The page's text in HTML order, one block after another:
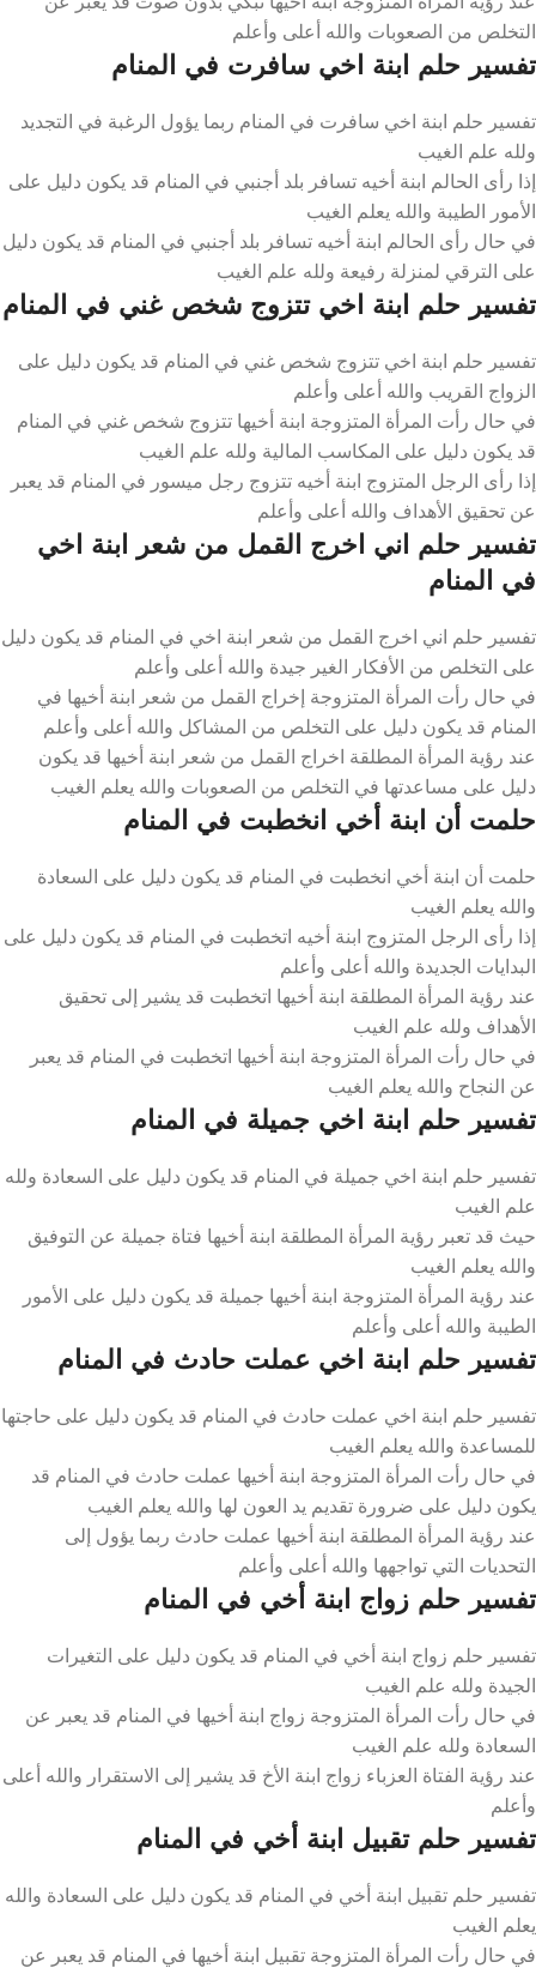
التخلص من الصعوبات والله أعلى وأعلم
تفسير حلم ابنة اخي سافرت في المنام
تفسير حلم ابنة اخي سافرت في المنام ربما يؤول الرغبة في التجديد
ولله علم الغيب
إذا رأى الحالم ابنة أخيه تسافر بلد أجنبي في المنام قد يكون دليل على
الأمور الطيبة والله يعلم الغيب
في حال رأى الحالم ابنة أخيه تسافر بلد أجنبي في المنام قد يكون دليل
على الترقي لمنزلة رفيعة ولله علم الغيب
تفسير حلم ابنة اخي تتزوج شخص غني في المنام
تفسير حلم ابنة اخي تتزوج شخص غني في المنام قد يكون دليل على
الزواج القريب والله أعلى وأعلم
في حال رأت المرأة المتزوجة ابنة أخيها تتزوج شخص غني في المنام
قد يكون دليل على المكاسب المالية ولله علم الغيب
إذا رأى الرجل المتزوج ابنة أخيه تتزوج رجل ميسور في المنام قد يعبر
عن تحقيق الأهداف والله أعلى وأعلم
تفسير حلم اني اخرج القمل من شعر ابنة اخي
في المنام
تفسير حلم اني اخرج القمل من شعر ابنة اخي في المنام قد يكون دليل
على التخلص من الأفكار الغير جيدة والله أعلى وأعلم
في حال رأت المرأة المتزوجة إخراج القمل من شعر ابنة أخيها في
المنام قد يكون دليل على التخلص من المشاكل والله أعلى وأعلم
عند رؤية المرأة المطلقة اخراج القمل من شعر ابنة أخيها قد يكون
دليل على مساعدتها في التخلص من الصعوبات والله يعلم الغيب
حلمت أن ابنة أخي انخطبت في المنام
حلمت أن ابنة أخي انخطبت في المنام قد يكون دليل على السعادة
والله يعلم الغيب
إذا رأى الرجل المتزوج ابنة أخيه اتخطبت في المنام قد يكون دليل على
البدايات الجديدة والله أعلى وأعلم
عند رؤية المرأة المطلقة ابنة أخيها اتخطبت قد يشير إلى تحقيق
الأهداف ولله علم الغيب
في حال رأت المرأة المتزوجة ابنة أخيها اتخطبت في المنام قد يعبر
عن النجاح والله يعلم الغيب
تفسير حلم ابنة اخي جميلة في المنام
تفسير حلم ابنة اخي جميلة في المنام قد يكون دليل على السعادة ولله
علم الغيب
حيث قد تعبر رؤية المرأة المطلقة ابنة أخيها فتاة جميلة عن التوفيق
والله يعلم الغيب
عند رؤية المرأة المتزوجة ابنة أخيها جميلة قد يكون دليل على الأمور
الطيبة والله أعلى وأعلم
تفسير حلم ابنة اخي عملت حادث في المنام
تفسير حلم ابنة اخي عملت حادث في المنام قد يكون دليل على حاجتها
للمساعدة والله يعلم الغيب
في حال رأت المرأة المتزوجة ابنة أخيها عملت حادث في المنام قد
يكون دليل على ضرورة تقديم يد العون لها والله يعلم الغيب
عند رؤية المرأة المطلقة ابنة أخيها عملت حادث ربما يؤول إلى
التحديات التي تواجهها والله أعلى وأعلم
تفسير حلم زواج ابنة أخي في المنام
تفسير حلم زواج ابنة أخي في المنام قد يكون دليل على التغيرات
الجيدة ولله علم الغيب
في حال رأت المرأة المتزوجة زواج ابنة أخيها في المنام قد يعبر عن
السعادة ولله علم الغيب
عند رؤية الفتاة العزباء زواج ابنة الأخ قد يشير إلى الاستقرار والله أعلى
وأعلم
تفسير حلم تقبيل ابنة أخي في المنام
تفسير حلم تقبيل ابنة أخي في المنام قد يكون دليل على السعادة والله
يعلم الغيب
في حال رأت المرأة المتزوجة تقبيل ابنة أخيها في المنام قد يعبر عن